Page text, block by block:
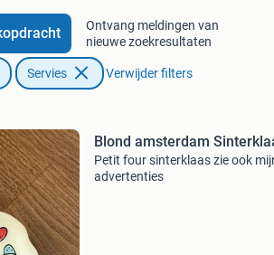
Ontvang meldingen van
nieuwe zoekresultaten
Servies Verwijder filters
Blond amsterdam
Petit four sinterklaas zie ook
advertenties